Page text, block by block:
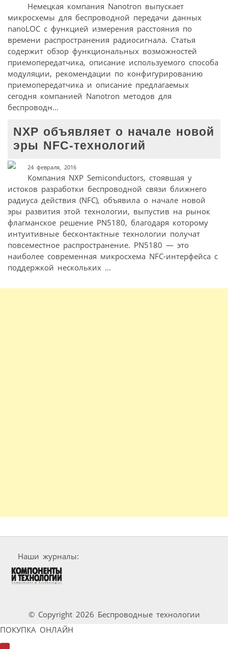
Немецкая компания Nanotron выпускает
микросхемы для беспроводной передачи данных
nanoLOC с функцией измерения расстояния по
времени распространения радиосигнала. Статья
содержит обзор функциональных возможностей
приемопередатчика, описание используемого способа
модуляции, рекомендации по конфигурированию
приемопередатчика и описание предлагаемых
сегодня компанией Nanotron методов для
беспроводн...
NXP объявляет о начале новой
эры NFC-технологий
24 февраля, 2016
Компания NXP Semiconductors, стоявшая у
истоков разработки беспроводной связи ближнего
радиуса действия (NFC), объявила о начале новой
эры развития этой технологии, выпустив на рынок
флагманское решение PN5180, благодаря которому
интуитивные бесконтактные технологии получат
повсеместное распространение. PN5180 — это
наиболее современная микросхема NFC-интерфейса с
поддержкой нескольких ...
Наши журналы:
© Copyright 2026 Беспроводные технологии
ПОКУПКА ОНЛАЙН